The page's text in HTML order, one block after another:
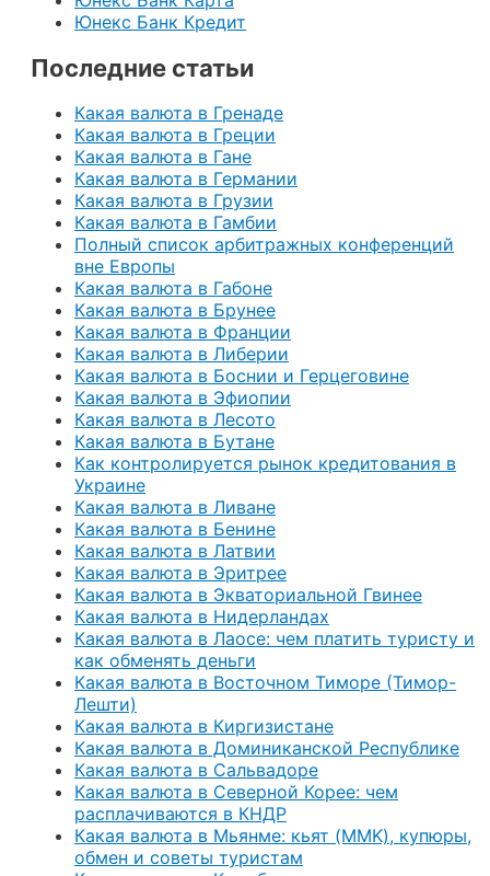
Юнекс Банк Кредит
Последние статьи
Какая валюта в Гренаде
Какая валюта в Греции
Какая валюта в Гане
Какая валюта в Германии
Какая валюта в Грузии
Какая валюта в Гамбии
Полный список арбитражных конференций
вне Европы
Какая валюта в Габоне
Какая валюта в Брунее
Какая валюта в Франции
Какая валюта в Либерии
Какая валюта в Боснии и Герцеговине
Какая валюта в Эфиопии
Какая валюта в Лесото
Какая валюта в Бутане
Как контролируется рынок кредитования в
Украине
Какая валюта в Ливане
Какая валюта в Бенине
Какая валюта в Латвии
Какая валюта в Эритрее
Какая валюта в Экваториальной Гвинее
Какая валюта в Нидерландах
Какая валюта в Лаосе: чем платить туристу и
как обменять деньги
Какая валюта в Восточном Тиморе (Тимор-
Лешти)
Какая валюта в Киргизистане
Какая валюта в Доминиканской Республике
Какая валюта в Сальвадоре
Какая валюта в Северной Корее: чем
расплачиваются в КНДР
Какая валюта в Мьянме: кьят (MMK), купюры,
обмен и советы туристам